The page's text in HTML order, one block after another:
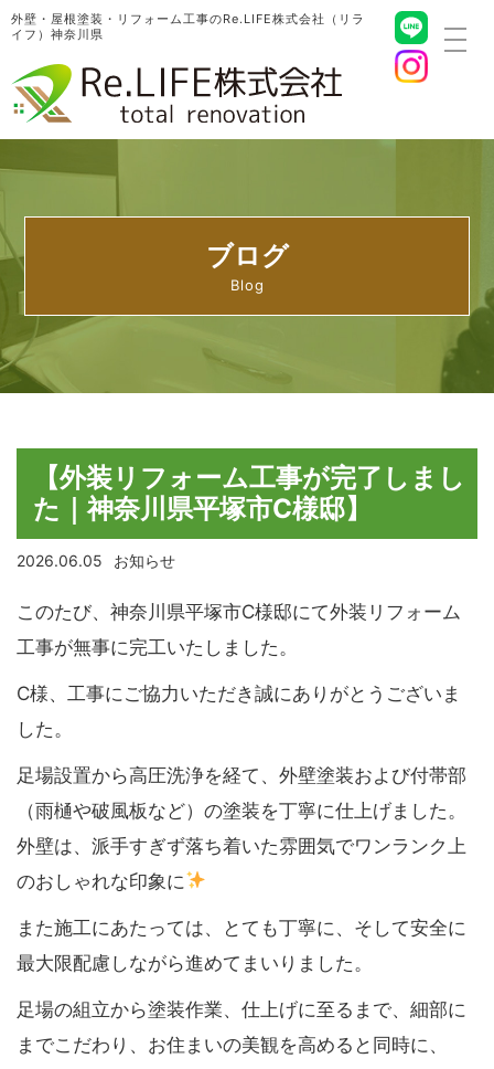
外壁・屋根塗装・リフォーム工事のRe.LIFE株式会社（リラ
イフ）神奈川県
ブログ
【外装リフォーム工事が完了しまし
た｜神奈川県平塚市C様邸】
2026.06.05 お知らせ
このたび、神奈川県平塚市C様邸にて外装リフォーム
工事が無事に完工いたしました。
C様、工事にご協力いただき誠にありがとうございま
した。
足場設置から高圧洗浄を経て、外壁塗装および付帯部
（雨樋や破風板など）の塗装を丁寧に仕上げました。
外壁は、派手すぎず落ち着いた雰囲気でワンランク上
のおしゃれな印象に
また施工にあたっては、とても丁寧に、そして安全に
最大限配慮しながら進めてまいりました。
足場の組立から塗装作業、仕上げに至るまで、細部に
までこだわり、お住まいの美観を高めると同時に、